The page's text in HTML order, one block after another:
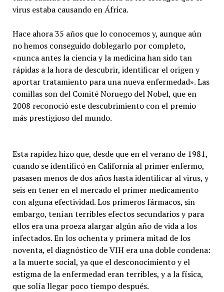
virus estaba causando en África.
Hace ahora 35 años que lo conocemos y, aunque aún
no hemos conseguido doblegarlo por completo,
«nunca antes la ciencia y la medicina han sido tan
rápidas a la hora de descubrir, identificar el origen y
aportar tratamiento para una nueva enfermedad». Las
comillas son del Comité Noruego del Nobel, que en
2008 reconoció este descubrimiento con el premio
más prestigioso del mundo.
Esta rapidez hizo que, desde que en el verano de 1981,
cuando se identificó en California al primer enfermo,
pasasen menos de dos años hasta identificar al virus, y
seis en tener en el mercado el primer medicamento
con alguna efectividad. Los primeros fármacos, sin
embargo, tenían terribles efectos secundarios y para
ellos era una proeza alargar algún año de vida a los
infectados. En los ochenta y primera mitad de los
noventa, el diagnóstico de VIH era una doble condena:
a la muerte social, ya que el desconocimiento y el
estigma de la enfermedad eran terribles, y a la física,
que solía llegar poco tiempo después.